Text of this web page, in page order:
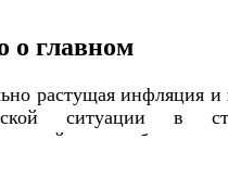
о главном
растущая инфляция и
ситуации в
людей искать более